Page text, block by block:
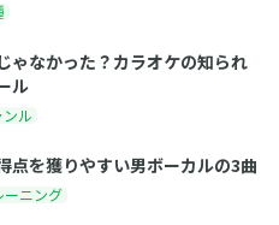
ゃなかった？カラオケの知られ
ル
ンル
点を獲りやすい男ボーカルの3曲
ーニング